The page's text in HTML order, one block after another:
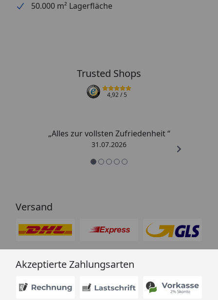
50.000 m² Lagerfläche
Trusted Shops
4,92/ 5
„Alles zur vollsten Zufriedenheit “
31.07.2026
Versand
Akzeptierte Zahlungsarten